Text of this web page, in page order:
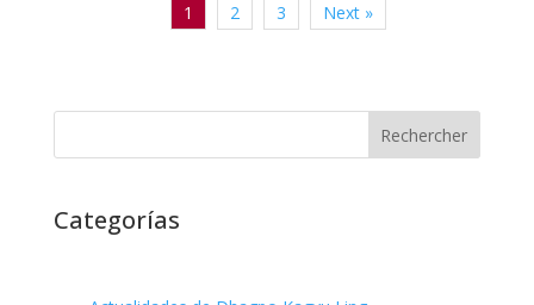
1 2 3 Next »
Categorías